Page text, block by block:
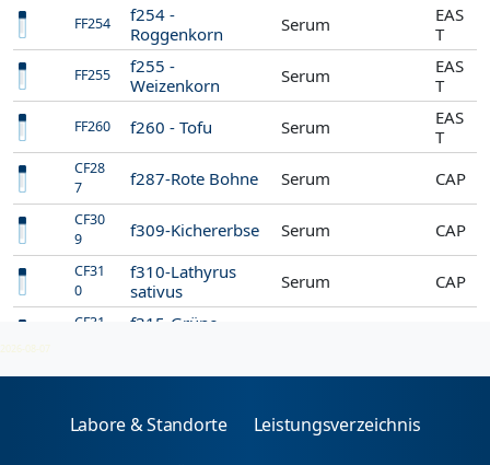
FF254
f254 -
Roggenkorn
Serum
EAS
T
FF255
f255 -
Weizenkorn
Serum
EAS
T
FF260 f260 - Tofu Serum
EAS
T
CF28
7
f287-Rote Bohne Serum CAP
CF30
9
f309-Kichererbse Serum CAP
CF31
0
f310-Lathyrus
sativus
Serum CAP
CF31
f315-Grüne
2026-08-07
Labore & Standorte Leistungsverzeichnis